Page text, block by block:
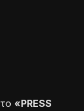
«PRESS